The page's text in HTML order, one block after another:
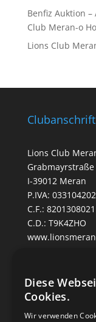
Benfiz Auktion –
Club Meran-o
Lions Club
Clubanschrift
Lions Club
Grabmayrstraße
I-39012 Meran
P.IVA:
C.F.:
C.D.: T9K4ZHO
Bank:
Fil.: Rennweg
IBAN:
Diese
Cookies.
Wir verwenden